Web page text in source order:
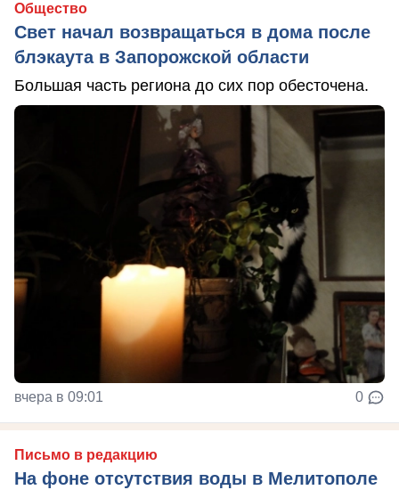
Общество
Свет начал возвращаться в дома после
блэкаута в Запорожской области
Большая часть региона до сих пор обесточена.
вчера в 09:01 0
Письмо в редакцию
На фоне отсутствия воды в Мелитополе